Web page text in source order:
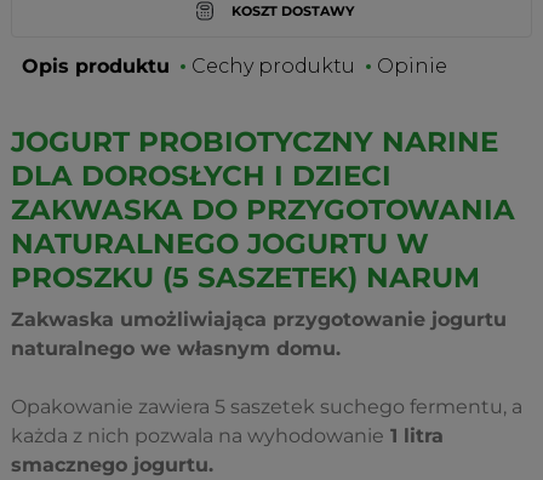
KOSZT DOSTAWY
Opis produktu Cechy produktu Opinie
JOGURT PROBIOTYCZNY NARINE
DLA DOROSŁYCH I DZIECI
ZAKWASKA DO PRZYGOTOWANIA
NATURALNEGO JOGURTU W
PROSZKU (5 SASZETEK) NARUM
Zakwaska umożliwiająca przygotowanie jogurtu
naturalnego we własnym domu.
Opakowanie zawiera 5 saszetek suchego fermentu, a
każda z nich pozwala na wyhodowanie 1 litra
smacznego jogurtu.